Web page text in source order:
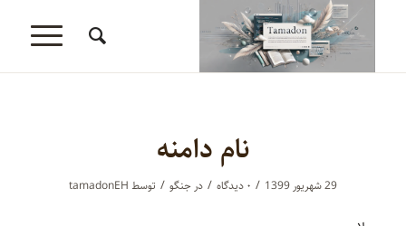
نام دامنه
29 شهریور 1399 / ۰ دیدگاه‌ / در جنگو / توسط tamadonEH